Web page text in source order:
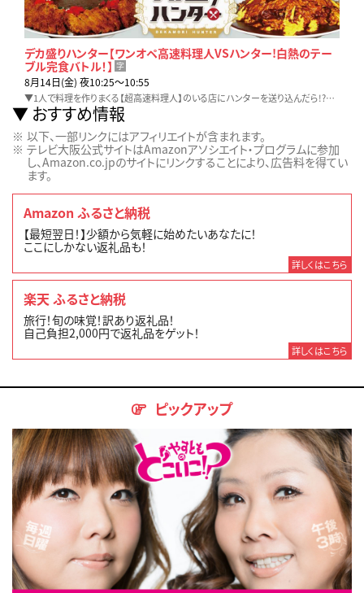
デカ盛りハンター【ワンオペ高速料理人VSハンター!白熱のテー
ブル完食バトル！】 字
8月14日(金) 夜10:25〜10:55
▼1人で料理を作りまくる【超高速料理人】のいる店にハンターを送り込んだら!?▼激うま中華料理店で白熱の【60分テーブル完食バトル】!▼MC三四郎大興奮の勝負の行方は!?
おすすめ情報
以下、一部リンクにはアフィリエイトが含まれます。
テレビ大阪公式サイトはAmazonアソシエイト・プログラムに参加
し、Amazon.co.jpのサイトにリンクすることにより、広告料を得てい
ます。
Amazon ふるさと納税
【最短翌日！】少額から気軽に始めたいあなたに！
ここにしかない返礼品も！
詳しくはこちら
楽天 ふるさと納税
旅行！旬の味覚！訳あり返礼品！
自己負担2,000円で返礼品をゲット！
詳しくはこちら
ピックアップ